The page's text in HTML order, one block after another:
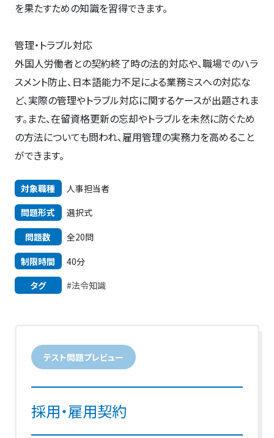
を果たすための知識を習得できます。
管理・トラブル対応
外国人労働者との契約終了時の法的対応や、職場でのハラ
スメント防止、日本語能力不足による業務ミスへの対応な
ど、実際の管理やトラブル対応に関するケースが出題されま
す。また、在留資格更新の忘却やトラブルを未然に防ぐため
の方法についても問われ、雇用管理の実務力を高めること
ができます。
対象職種
人事担当者
問題形式
選択式
問題数
全20問
制限時間
40分
タグ
#法令知識
テスト問題プレビュー
採用・雇用契約